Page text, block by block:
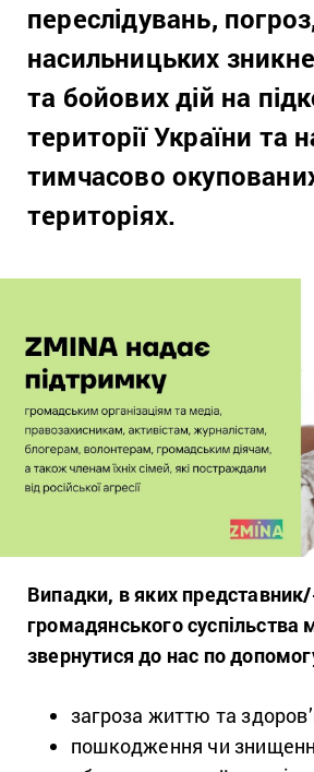
переслідувань,
насильницьких
та бойових дій на
території України та
тимчасово
територіях.
Випадки, в яких
громадянського суспільства
звернутися до нас по
загроза життю та
пошкодження чи